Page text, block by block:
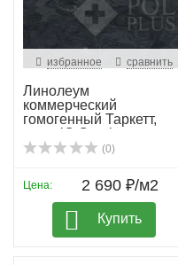
избранное сравнить
Линолеум
коммерческий
гомогенный Таркетт,
колл. iQ Granit...
(0)
Цена: 2 690 ₽/м2
Купить